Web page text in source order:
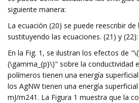
siguiente manera:
La ecuación (20) se puede reescribir
sustituyendo las ecuaciones. (21) y (22):
En la Fig. 1, se ilustran los efectos de
(\gamma_{p}\)" sobre la conductividad
polímeros tienen una energía
los AgNW tienen una energía
mJ/m241. La Figura 1 muestra que la